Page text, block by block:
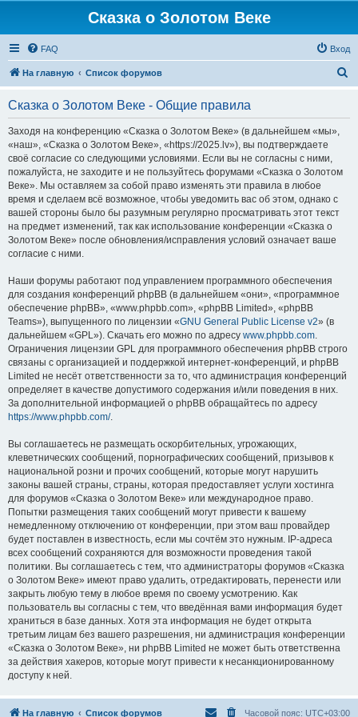
Сказка о Золотом Веке
FAQ Вход
На главную Список форумов
Сказка о Золотом Веке - Общие правила
Заходя на конференцию «Сказка о Золотом Веке» (в дальнейшем «мы»,
«наш», «Сказка о Золотом Веке», «https://2025.lv»), вы подтверждаете
своё согласие со следующими условиями. Если вы не согласны с ними,
пожалуйста, не заходите и не пользуйтесь форумами «Сказка о Золотом
Веке». Мы оставляем за собой право изменять эти правила в любое
время и сделаем всё возможное, чтобы уведомить вас об этом, однако с
вашей стороны было бы разумным регулярно просматривать этот текст
на предмет изменений, так как использование конференции «Сказка о
Золотом Веке» после обновления/исправления условий означает ваше
согласие с ними.
Наши форумы работают под управлением программного обеспечения
для создания конференций phpBB (в дальнейшем «они», «программное
обеспечение phpBB», «www.phpbb.com», «phpBB Limited», «phpBB
Teams»), выпущенного по лицензии «GNU General Public License v2» (в
дальнейшем «GPL»). Скачать его можно по адресу www.phpbb.com.
Ограничения лицензии GPL для программного обеспечения phpBB строго
связаны с организацией и поддержкой интернет-конференций, и phpBB
Limited не несёт ответственности за то, что администрация конференций
определяет в качестве допустимого содержания и/или поведения в них.
За дополнительной информацией о phpBB обращайтесь по адресу
https://www.phpbb.com/.
Вы соглашаетесь не размещать оскорбительных, угрожающих,
клеветнических сообщений, порнографических сообщений, призывов к
национальной розни и прочих сообщений, которые могут нарушить
законы вашей страны, страны, которая предоставляет услуги хостинга
для форумов «Сказка о Золотом Веке» или международное право.
Попытки размещения таких сообщений могут привести к вашему
немедленному отключению от конференции, при этом ваш провайдер
будет поставлен в известность, если мы сочтём это нужным. IP-адреса
всех сообщений сохраняются для возможности проведения такой
политики. Вы соглашаетесь с тем, что администраторы форумов «Сказка
о Золотом Веке» имеют право удалить, отредактировать, перенести или
закрыть любую тему в любое время по своему усмотрению. Как
пользователь вы согласны с тем, что введённая вами информация будет
храниться в базе данных. Хотя эта информация не будет открыта
третьим лицам без вашего разрешения, ни администрация конференции
«Сказка о Золотом Веке», ни phpBB Limited не может быть ответственна
за действия хакеров, которые могут привести к несанкционированному
доступу к ней.
На главную Список форумов Часовой пояс: UTC+03:00